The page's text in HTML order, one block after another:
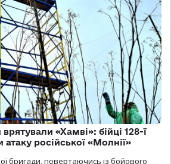
«Хамві»: бійці 128-ї
російської «Молнії»
бригади, повертаючись із бойового